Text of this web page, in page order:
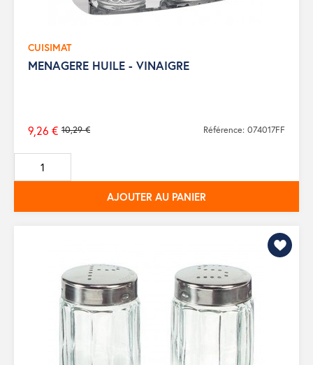
CUISIMAT
MENAGERE HUILE - VINAIGRE
Prix
de
base
10,29 €
9,26 € Référence: 074017FF
AJOUTER AU PANIER